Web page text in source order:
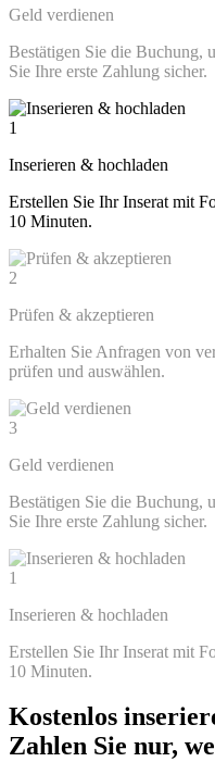
Geld verdienen
Bestätigen Sie die Buchung,
Sie Ihre erste Zahlung sicher.
1
Inserieren & hochladen
Erstellen Sie Ihr Inserat mit
10 Minuten.
2
Prüfen & akzeptieren
Erhalten Sie Anfragen von
prüfen und auswählen.
3
Geld verdienen
Bestätigen Sie die Buchung,
Sie Ihre erste Zahlung sicher.
1
Inserieren & hochladen
Erstellen Sie Ihr Inserat mit
10 Minuten.
Kostenlos
Zahlen Sie nur,